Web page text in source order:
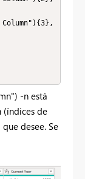
-n está
(índices de
desee. Se